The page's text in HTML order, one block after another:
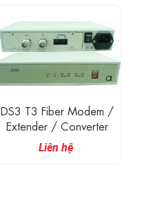
DS3 T3 Fiber Modem /
Extender / Converter
Liên hệ